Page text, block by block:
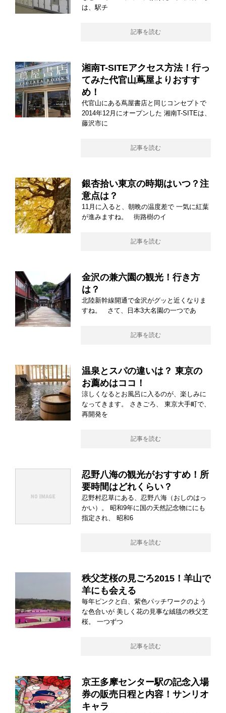
は、駅チ
記事を読む
湘南T-SITEアクセス方法！行っ
てみた代官山蔦屋よりおすす
め！
代官山にある蔦屋書店と同じコンセプトで
2014年12月にオープンした 湘南T-SITEは、
藤沢市に
記事を読む
銀杏拾い東京の時期はいつ？注
意点は？
11月に入ると、朝晩の温度差で 一気に紅葉
が進みますね。 街路樹のイ
記事を読む
金沢の兼六園の観光！行き方
は？
北陸新幹線開通で金沢がグッと近くなりま
すね。 さて、日本3大名園の一つであ
記事を読む
温泉とスパの違いは？ 東京の
お薦めはココ！
涼しくなるとお風呂に入るのが、楽しみに
なってきます。 さきごろ、 東京大手町で、
再開発を
記事を読む
忍野八海の観光がおすすめ！所
要時間はどれくらい？
忍野村忍草にある、忍野八海（おしのはっ
かい）。 昭和9年に国の天然記念物ににも
指定され、 昭和6
記事を読む
秩父芝桜の見ごろ2015！羊山で
羊にも会える
毎年ピンクと白、紫色パッチワークのよう
な色合いが 美しく花の見事な絨毯の秩父芝
桜。 一つずつ
記事を読む
京王多摩センター駅の記念入場
券の販売日程と内容！サンリオ
キャラ